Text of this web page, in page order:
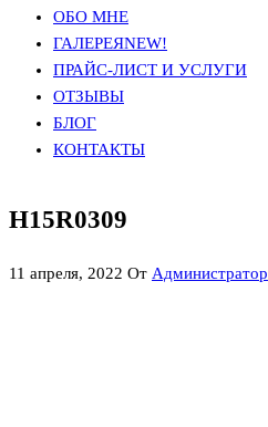
ОБО МНЕ
ГАЛЕРЕЯNEW!
ПРАЙС-ЛИСТ И УСЛУГИ
ОТЗЫВЫ
БЛОГ
КОНТАКТЫ
H15R0309
11 апреля, 2022 От Администратор